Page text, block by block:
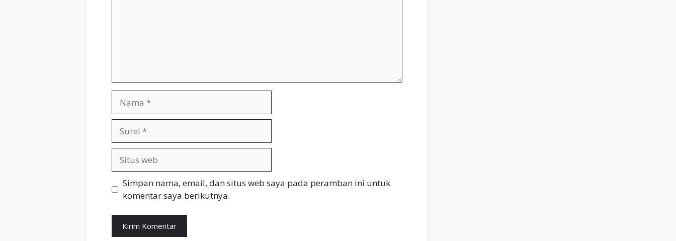
web
Simpan nama, email, dan situs web saya pada peramban ini untuk
komentar saya berikutnya.